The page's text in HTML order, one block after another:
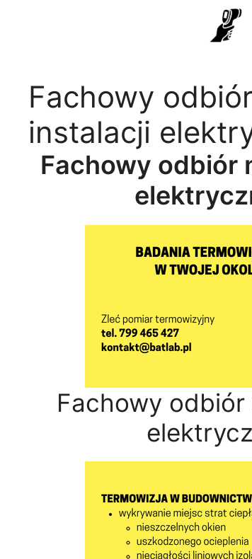
Fachowy
instalacji
Fachowy odbiór
Fachowy